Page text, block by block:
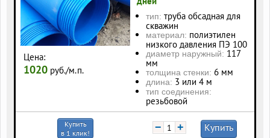
Цена:
1020 руб./м.п.
тип: труба обсадная для
скважин
материал: полиэтилен
низкого давления ПЭ 100
диаметр наружный: 117
мм
толщина стенки: 6 мм
длина: 3 или 4 м
тип соединения:
резьбовой
Купить
в 1 клик!
− + Купить